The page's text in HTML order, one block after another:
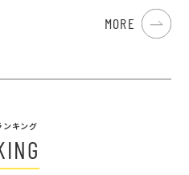
MORE
ンキング